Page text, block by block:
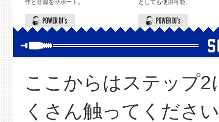
作と音源をサポート。 としても使用可能。
ここからはステップ
くさん触ってくださ